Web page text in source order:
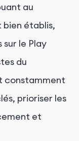
au
bien établis,
le Play
du
constamment
prioriser les
et